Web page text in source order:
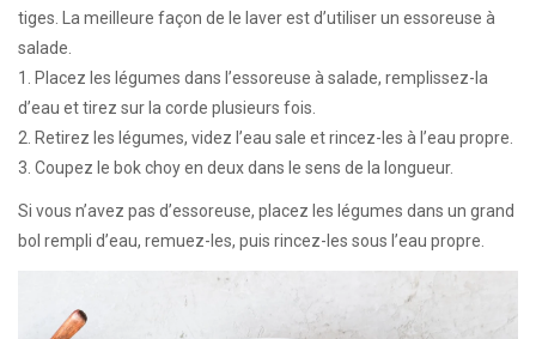
tiges. La meilleure façon de le laver est d’utiliser un essoreuse à
salade.
1. Placez les légumes dans l’essoreuse à salade, remplissez-la
d’eau et tirez sur la corde plusieurs fois.
2. Retirez les légumes, videz l’eau sale et rincez-les à l’eau propre.
3. Coupez le bok choy en deux dans le sens de la longueur.
Si vous n’avez pas d’essoreuse, placez les légumes dans un grand
bol rempli d’eau, remuez-les, puis rincez-les sous l’eau propre.